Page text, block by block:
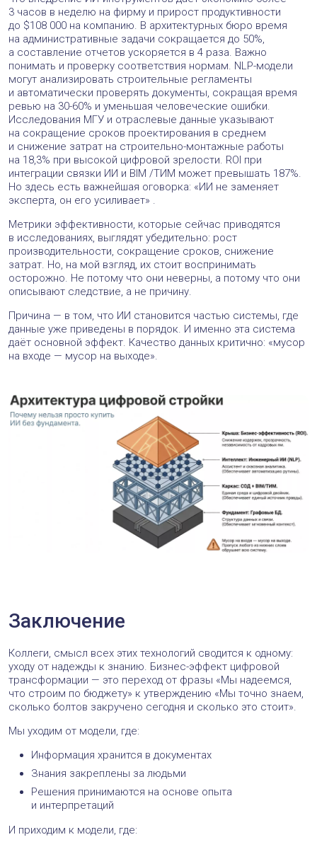
3 часов в неделю на фирму и прирост продуктивности
до $108 000 на компанию. В архитектурных бюро время
на административные задачи сокращается до 50%,
а составление отчетов ускоряется в 4 раза. Важно
понимать и проверку соответствия нормам. NLP-модели
могут анализировать строительные регламенты
и автоматически проверять документы, сокращая время
ревью на 30-60% и уменьшая человеческие ошибки.
Исследования МГУ и отраслевые данные указывают
на сокращение сроков проектирования в среднем
и снижение затрат на строительно-монтажные работы
на 18,3% при высокой цифровой зрелости. ROI при
интеграции связки ИИ и BIM /ТИМ может превышать 187%.
Но здесь есть важнейшая оговорка: «ИИ не заменяет
эксперта, он его усиливает» .
Метрики эффективности, которые сейчас приводятся
в исследованиях, выглядят убедительно: рост
производительности, сокращение сроков, снижение
затрат. Но, на мой взгляд, их стоит воспринимать
осторожно. Не потому что они неверны, а потому что они
описывают следствие, а не причину.
Причина — в том, что ИИ становится частью системы, где
данные уже приведены в порядок. И именно эта система
даёт основной эффект. Качество данных критично: «мусор
на входе — мусор на выходе».
Заключение
Коллеги, смысл всех этих технологий сводится к одному:
уходу от надежды к знанию. Бизнес-эффект цифровой
трансформации — это переход от фразы «Мы надеемся,
что строим по бюджету» к утверждению «Мы точно знаем,
сколько болтов закручено сегодня и сколько это стоит».
Мы уходим от модели, где:
Информация хранится в документах
Знания закреплены за людьми
Решения принимаются на основе опыта
и интерпретаций
И приходим к модели, где: